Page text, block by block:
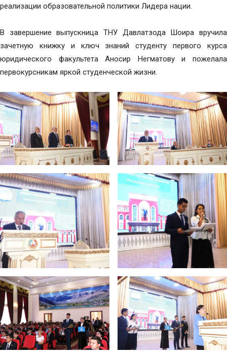
реализации образовательной политики Лидера нации.
В завершение выпускница ТНУ Давлатзода Шоира вручила
зачетную книжку и ключ знаний студенту первого курса
юридического факультета Аносир Негматову и пожелала
первокурсникам яркой студенческой жизни.